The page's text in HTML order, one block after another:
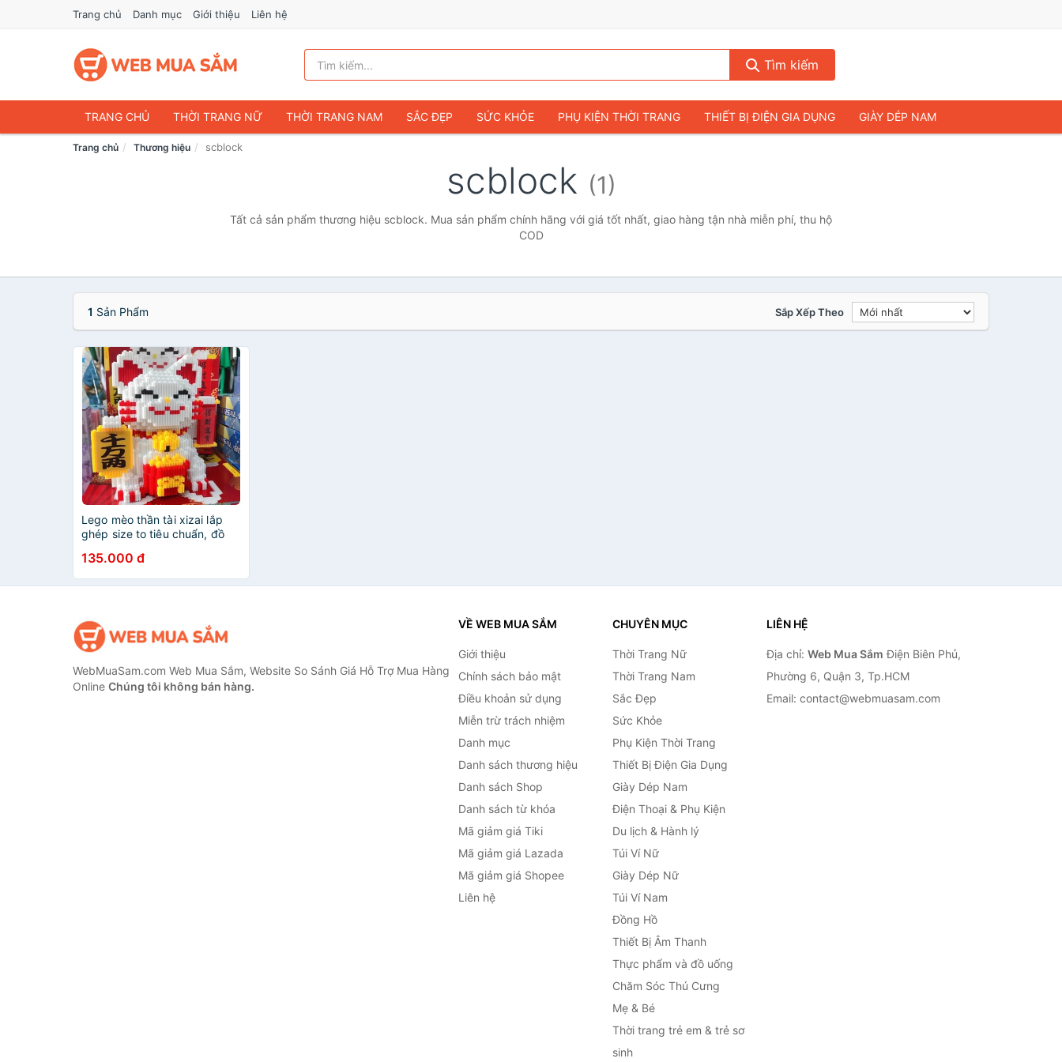
Trang chủ Danh mục Giới thiệu Liên hệ
Tìm kiếm
TRANG CHỦ THỜI TRANG NỮ THỜI TRANG NAM SẮC ĐẸP SỨC KHỎE PHỤ KIỆN THỜI TRANG THIẾT BỊ ĐIỆN GIA DỤNG GIÀY DÉP NAM
ĐIỆN THOẠI & PHỤ KIỆN DU LỊCH & HÀNH LÝ
THỜI TRANG TRẺ EM & TRẺ SƠ SINH GAMING & CONSOLE
VĂN PHÒNG PHẨM SỞ THÍCH & SƯU TẦM Ô TÔ MÔ TÔ, XE MÁY SÁCH & TẠP CHÍ MÁY TÍNH & LAPTOP
Trang chủ Thương hiệu scblock
scblock (1)
Tất cả sản phẩm thương hiệu scblock. Mua sản phẩm chính hãng với giá tốt nhất, giao hàng tận nhà miễn phí, thu hộ
COD
1 Sản Phẩm Sắp Xếp Theo
Lego mèo thần tài xizai lắp
ghép size to tiêu chuẩn, đồ
bé
135.000 đ
WebMuaSam.com Web Mua Sắm, Website So Sánh Giá Hỗ Trợ Mua Hàng
Online Chúng tôi không bán hàng.
VỀ WEB MUA SẮM
Giới thiệu
Chính sách bảo mật
Điều khoản sử dụng
Miễn trừ trách nhiệm
Danh mục
Danh sách thương hiệu
Danh sách Shop
Danh sách từ khóa
Mã giảm giá Tiki
Mã giảm giá Lazada
Mã giảm giá Shopee
Liên hệ
CHUYÊN MỤC
Thời Trang Nữ
Thời Trang Nam
Sắc Đẹp
Sức Khỏe
Phụ Kiện Thời Trang
Thiết Bị Điện Gia Dụng
Giày Dép Nam
Điện Thoại & Phụ Kiện
Du lịch & Hành lý
Túi Ví Nữ
Giày Dép Nữ
Túi Ví Nam
Đồng Hồ
Thiết Bị Âm Thanh
Thực phẩm và đồ uống
Chăm Sóc Thú Cưng
Mẹ & Bé
Thời trang trẻ em & trẻ sơ
sinh
LIÊN HỆ
Địa chỉ: Web Mua Sắm Điện Biên Phủ,
Phường 6, Quận 3, Tp.HCM
Email: contact@webmuasam.com